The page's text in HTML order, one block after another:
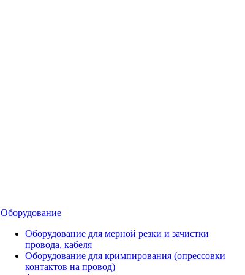
Оборудование
Оборудование для мерной резки и зачистки
провода, кабеля
Оборудование для кримпирования (опрессовки
контактов на провод)